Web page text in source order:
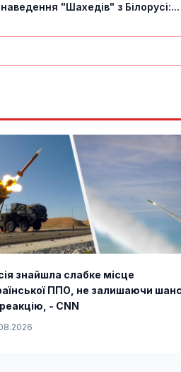
"Шахедів" з Білорусі:...
знайшла слабке місце
ППО, не залишаючи
- CNN